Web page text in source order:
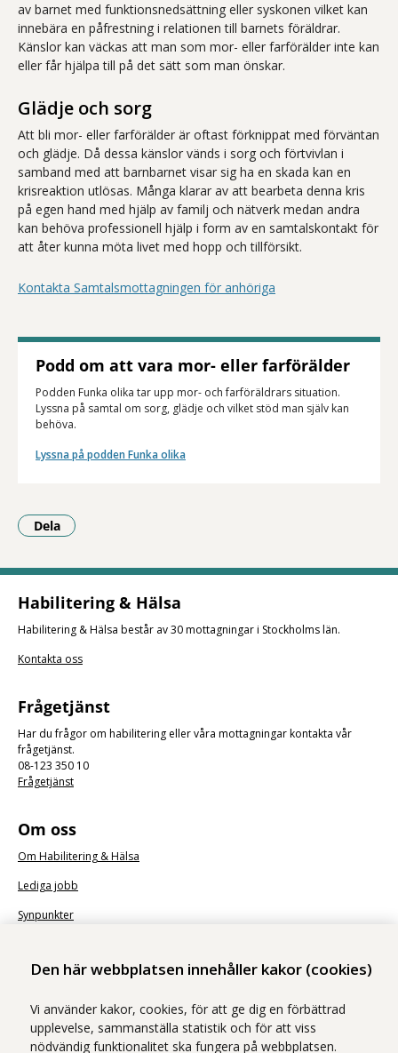
Den här webbplatsen innehåller kakor (cookies)
Vi använder kakor, cookies, för att ge dig en förbättrad
upplevelse, sammanställa statistik och för att viss
nödvändig funktionalitet ska fungera på webbplatsen.
av barnet med funktionsnedsättning eller syskonen vilket kan
innebära en påfrestning i relationen till barnets föräldrar.
Känslor kan väckas att man som mor- eller farförälder inte kan
eller får hjälpa till på det sätt som man önskar.
Glädje och sorg
Att bli mor- eller farförälder är oftast förknippat med förväntan
och glädje. Då dessa känslor vänds i sorg och förtvivlan i
samband med att barnbarnet visar sig ha en skada kan en
krisreaktion utlösas. Många klarar av att bearbeta denna kris
på egen hand med hjälp av familj och nätverk medan andra
kan behöva professionell hjälp i form av en samtalskontakt för
att åter kunna möta livet med hopp och tillförsikt.
Kontakta Samtalsmottagningen för anhöriga
Podd om att vara mor- eller farförälder
Podden Funka olika tar upp mor- och farföräldrars situation.
Lyssna på samtal om sorg, glädje och vilket stöd man själv kan
behöva.
Lyssna på podden Funka olika
Dela
- Klicka för att öppna delningsalternativ.
Habilitering & Hälsa
Habilitering & Hälsa består av 30 mottagningar i Stockholms län.
Kontakta oss
Frågetjänst
Har du frågor om habilitering eller våra mottagningar kontakta vår
frågetjänst.
08-123 350 10
Frågetjänst
Om oss
Om Habilitering & Hälsa
Lediga jobb
Synpunkter